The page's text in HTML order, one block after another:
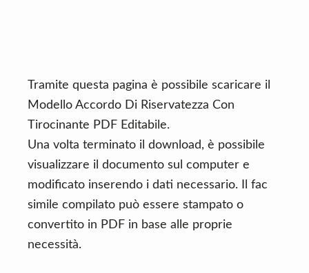
Tramite questa pagina è possibile scaricare il
Modello Accordo Di Riservatezza Con
Tirocinante PDF Editabile.
Una volta terminato il download, è possibile
visualizzare il documento sul computer e
modificato inserendo i dati necessario. Il fac
simile compilato può essere stampato o
convertito in PDF in base alle proprie
necessità.